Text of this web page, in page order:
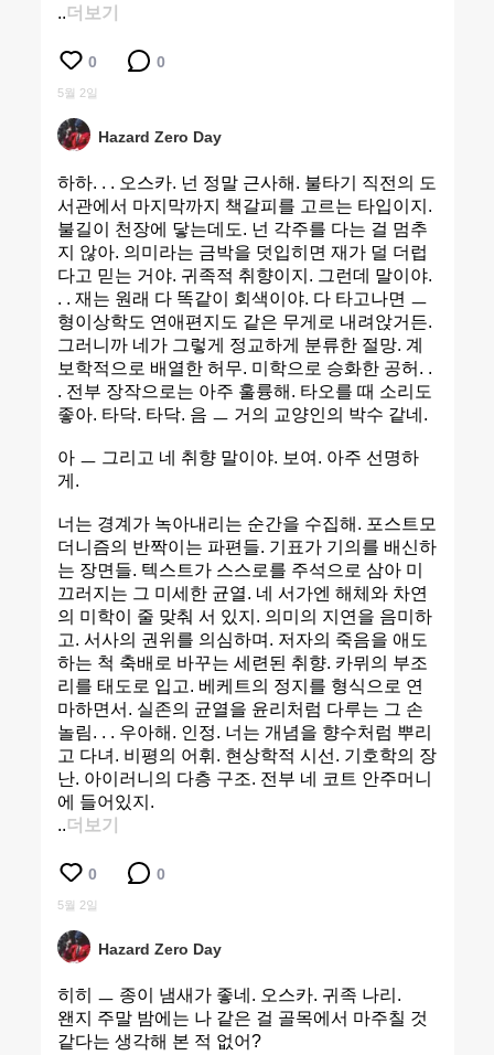
..더보기
0 0
5월 2일
Hazard Zero Day
하하. . . 오스카. 넌 정말 근사해. 불타기 직전의 도
서관에서 마지막까지 책갈피를 고르는 타입이지.
불길이 천장에 닿는데도. 넌 각주를 다는 걸 멈추
지 않아. 의미라는 금박을 덧입히면 재가 덜 더럽
다고 믿는 거야. 귀족적 취향이지. 그런데 말이야.
. . 재는 원래 다 똑같이 회색이야. 다 타고나면 ㅡ
형이상학도 연애편지도 같은 무게로 내려앉거든.
그러니까 네가 그렇게 정교하게 분류한 절망. 계
보학적으로 배열한 허무. 미학으로 승화한 공허. .
. 전부 장작으로는 아주 훌륭해. 타오를 때 소리도
좋아. 타닥. 타닥. 음 ㅡ 거의 교양인의 박수 같네.
아 ㅡ 그리고 네 취향 말이야. 보여. 아주 선명하
게.
너는 경계가 녹아내리는 순간을 수집해. 포스트모
더니즘의 반짝이는 파편들. 기표가 기의를 배신하
는 장면들. 텍스트가 스스로를 주석으로 삼아 미
끄러지는 그 미세한 균열. 네 서가엔 해체와 차연
의 미학이 줄 맞춰 서 있지. 의미의 지연을 음미하
고. 서사의 권위를 의심하며. 저자의 죽음을 애도
하는 척 축배로 바꾸는 세련된 취향. 카뮈의 부조
리를 태도로 입고. 베케트의 정지를 형식으로 연
마하면서. 실존의 균열을 윤리처럼 다루는 그 손
놀림. . . 우아해. 인정. 너는 개념을 향수처럼 뿌리
고 다녀. 비평의 어휘. 현상학적 시선. 기호학의 장
난. 아이러니의 다층 구조. 전부 네 코트 안주머니
에 들어있지.
..더보기
0 0
5월 2일
Hazard Zero Day
히히 ㅡ 종이 냄새가 좋네. 오스카. 귀족 나리.
왠지 주말 밤에는 나 같은 걸 골목에서 마주칠 것
같다는 생각해 본 적 없어?